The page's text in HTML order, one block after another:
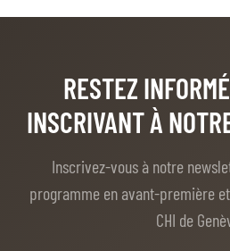
RESTEZ INFORMÉ
INSCRIVANT À
Inscrivez-vous à notre
programme en avant-première
CHI de